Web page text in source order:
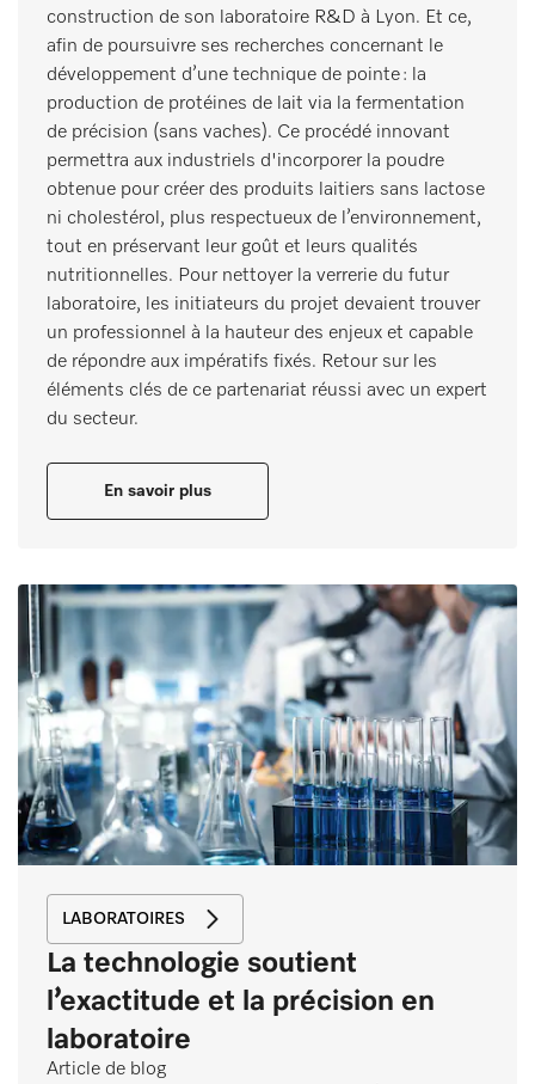
construction de son laboratoire R&D à Lyon. Et ce,
afin de poursuivre ses recherches concernant le
développement d’une technique de pointe : la
production de protéines de lait via la fermentation
de précision (sans vaches). Ce procédé innovant
permettra aux industriels d'incorporer la poudre
obtenue pour créer des produits laitiers sans lactose
ni cholestérol, plus respectueux de l’environnement,
tout en préservant leur goût et leurs qualités
nutritionnelles. Pour nettoyer la verrerie du futur
laboratoire, les initiateurs du projet devaient trouver
un professionnel à la hauteur des enjeux et capable
de répondre aux impératifs fixés. Retour sur les
éléments clés de ce partenariat réussi avec un expert
du secteur.
En savoir plus
LABORATOIRES
La technologie soutient
l’exactitude et la précision en
laboratoire
Article de blog